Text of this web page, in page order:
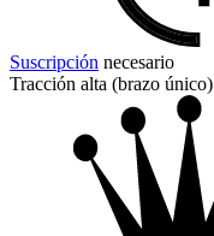
Suscripción necesario
Tracción alta (brazo único)